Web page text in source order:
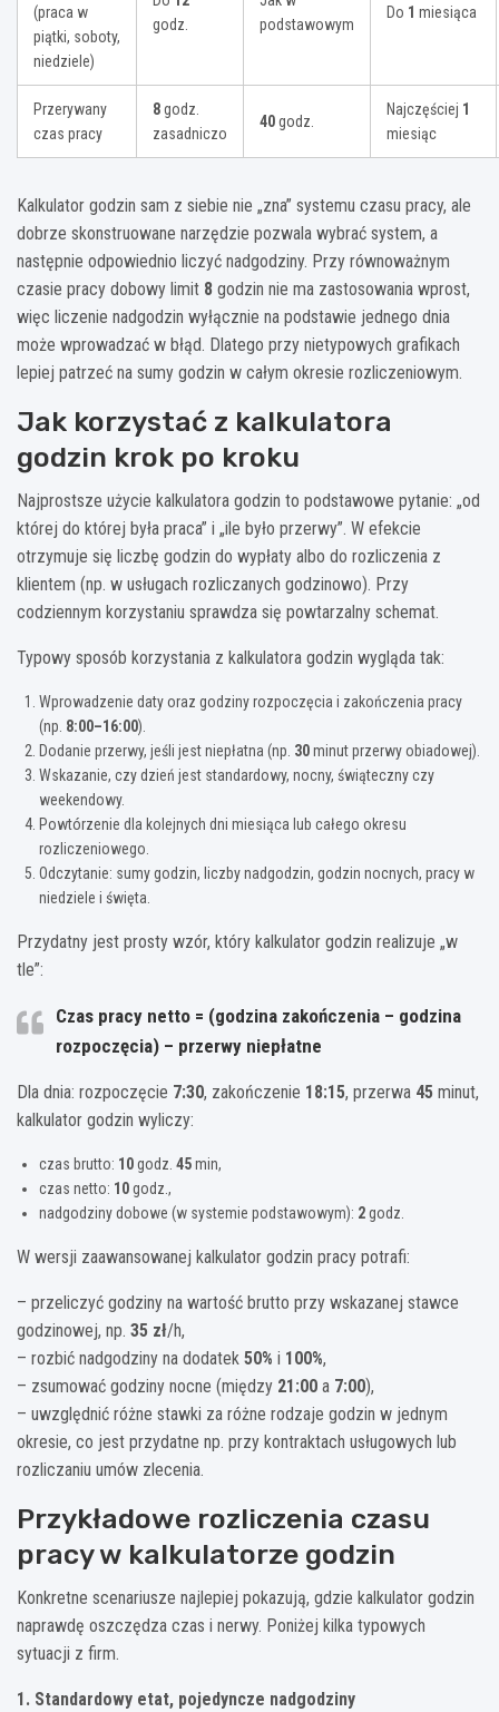
(praca w
piątki, soboty,
niedziele)
godz.
podstawowym
Do 1 miesiąca
Przerywany
czas pracy
8godz.
zasadniczo
40godz.
Najczęściej 1
miesiąc
Kalkulator godzin sam z siebie nie „zna” systemu czasu pracy, ale
dobrze skonstruowane narzędzie pozwala wybrać system, a
następnie odpowiednio liczyć nadgodziny. Przy równoważnym
czasie pracy dobowy limit 8 godzin nie ma zastosowania wprost,
więc liczenie nadgodzin wyłącznie na podstawie jednego dnia
może wprowadzać w błąd. Dlatego przy nietypowych grafikach
lepiej patrzeć na sumy godzin w całym okresie rozliczeniowym.
Jak korzystać z kalkulatora
godzin krok po kroku
Najprostsze użycie kalkulatora godzin to podstawowe pytanie: „od
której do której była praca” i „ile było przerwy”. W efekcie
otrzymuje się liczbę godzin do wypłaty albo do rozliczenia z
klientem (np. w usługach rozliczanych godzinowo). Przy
codziennym korzystaniu sprawdza się powtarzalny schemat.
Typowy sposób korzystania z kalkulatora godzin wygląda tak:
Wprowadzenie daty oraz godziny rozpoczęcia i zakończenia pracy
(np. 8:00–16:00).
Dodanie przerwy, jeśli jest niepłatna (np. 30minut przerwy obiadowej).
Wskazanie, czy dzień jest standardowy, nocny, świąteczny czy
weekendowy.
Powtórzenie dla kolejnych dni miesiąca lub całego okresu
rozliczeniowego.
Odczytanie: sumy godzin, liczby nadgodzin, godzin nocnych, pracy w
niedziele i święta.
Przydatny jest prosty wzór, który kalkulator godzin realizuje „w
tle”:
Czas pracy netto = (godzina zakończenia – godzina
rozpoczęcia) – przerwy niepłatne
Dla dnia: rozpoczęcie 7:30, zakończenie 18:15, przerwa 45 minut,
kalkulator godzin wyliczy:
czas brutto: 10godz. 45min,
czas netto: 10godz.,
nadgodziny dobowe (w systemie podstawowym): 2godz.
W wersji zaawansowanej kalkulator godzin pracy potrafi:
– przeliczyć godziny na wartość brutto przy wskazanej stawce
godzinowej, np. 35 zł/h,
– rozbić nadgodziny na dodatek 50% i 100%,
– zsumować godziny nocne (między 21:00 a 7:00),
– uwzględnić różne stawki za różne rodzaje godzin w jednym
okresie, co jest przydatne np. przy kontraktach usługowych lub
rozliczaniu umów zlecenia.
Przykładowe rozliczenia czasu
pracy w kalkulatorze godzin
Konkretne scenariusze najlepiej pokazują, gdzie kalkulator godzin
naprawdę oszczędza czas i nerwy. Poniżej kilka typowych
sytuacji z firm.
1. Standardowy etat, pojedyncze nadgodziny